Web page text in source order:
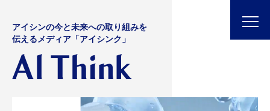
アイシンの今と未来への取り組みを
伝えるメディア「アイシンク」